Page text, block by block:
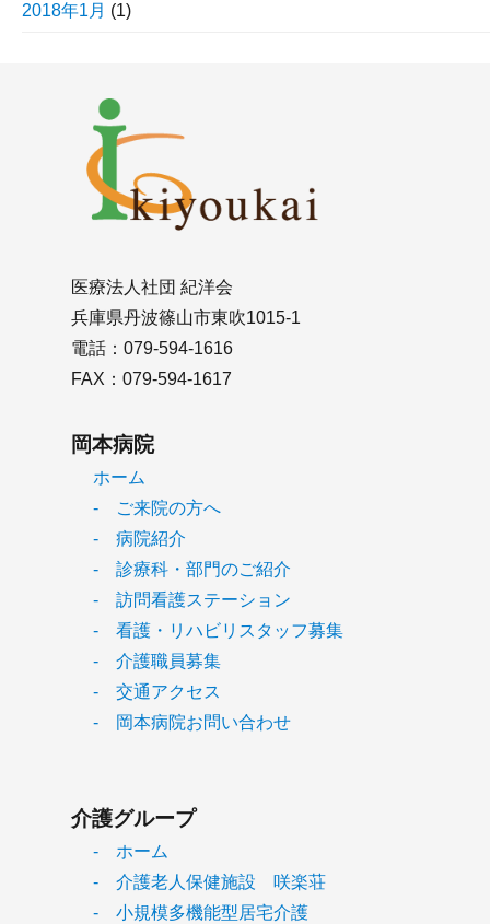
2018年1月 (1)
医療法人社団 紀洋会
兵庫県丹波篠山市東吹1015-1
電話：079-594-1616
FAX：079-594-1617
岡本病院
ホーム
- ご来院の方へ
- 病院紹介
- 診療科・部門のご紹介
- 訪問看護ステーション
- 看護・リハビリスタッフ募集
- 介護職員募集
- 交通アクセス
- 岡本病院お問い合わせ
介護グループ
- ホーム
- 介護老人保健施設 咲楽荘
- 小規模多機能型居宅介護